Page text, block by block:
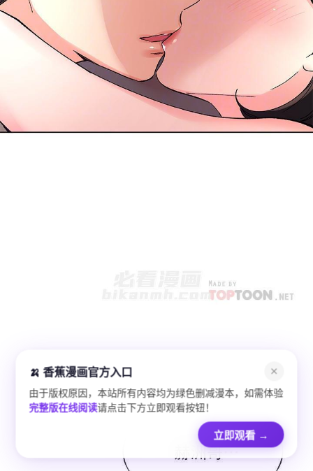
🍌 香蕉漫画官方入口 ✕
由于版权原因，本站所有内容均为绿色删减漫本，如需体验
完整版在线阅读请点击下方立即观看按钮！
立即观看 →